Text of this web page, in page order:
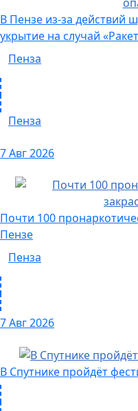
В Пензе из-за действий
укрытие на случай
Пенза
Пенза
7 Авг 2026
Почти 100
Пензе
Пенза
7 Авг 2026
В Спутнике пройдёт